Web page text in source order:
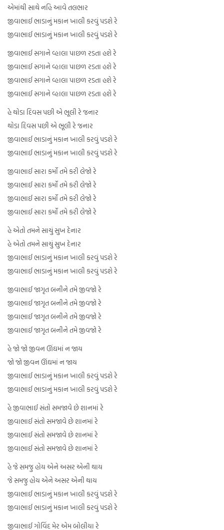
એમાંથી સાથે નહિ આવે તલભાર
જીવાભાઈ ભાડાનું મકાન ખાલી કરવું પડશે રે
જીવાભાઈ ભાડાનું મકાન ખાલી કરવું પડશે રે
જીવાભાઈ સગાને વ્હાલા પાછળ રડતા હશે રે
જીવાભાઈ સગાને વ્હાલા પાછળ રડતા હશે રે
જીવાભાઈ સગાને વ્હાલા પાછળ રડતા હશે રે
જીવાભાઈ સગાને વ્હાલા પાછળ રડતા હશે રે
હે થોડા દિવસ પછી એ ભૂલી રે જનાર
થોડા દિવસ પછી એ ભૂલી રે જનાર
જીવાભાઈ ભાડાનું મકાન ખાલી કરવું પડશે રે
જીવાભાઈ ભાડાનું મકાન ખાલી કરવું પડશે રે
જીવાભાઈ સારા કર્મો તમે કરી લેજો રે
જીવાભાઈ સારા કર્મો તમે કરી લેજો રે
જીવાભાઈ સારા કર્મો તમે કરી લેજો રે
જીવાભાઈ સારા કર્મો તમે કરી લેજો રે
હે એતો તમને સાચું સુખ દેનાર
હે એતો તમને સાચું સુખ દેનાર
જીવાભાઈ ભાડાનું મકાન ખાલી કરવું પડશે રે
જીવાભાઈ ભાડાનું મકાન ખાલી કરવું પડશે રે
જીવાભાઈ જાગૃત બનીને તમે જીવજો રે
જીવાભાઈ જાગૃત બનીને તમે જીવજો રે
જીવાભાઈ જાગૃત બનીને તમે જીવજો રે
જીવાભાઈ જાગૃત બનીને તમે જીવજો રે
હે જો જો જીવન ઊંઘમાં ન જાય
જો જો જીવન ઊંઘમાં ન જાય
જીવાભાઈ ભાડાનું મકાન ખાલી કરવું પડશે રે
જીવાભાઈ ભાડાનું મકાન ખાલી કરવું પડશે રે
હે જીવાભાઈ સંતો સમજાવે છે શાનમાં રે
જીવાભાઈ સંતો સમજાવે છે શાનમાં રે
જીવાભાઈ સંતો સમજાવે છે શાનમાં રે
જીવાભાઈ સંતો સમજાવે છે શાનમાં રે
હે જે સમજુ હોય એને અસર એની થાય
જે સમજુ હોય એને અસર એની થાય
જીવાભાઈ ભાડાનું મકાન ખાલી કરવું પડશે રે
જીવાભાઈ ભાડાનું મકાન ખાલી કરવું પડશે રે
જીવાભાઈ ગોવિંદ મેર એમ બોલીયા રે